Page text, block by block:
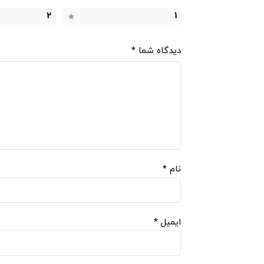
1
2
دیدگاه شما *
نام *
ایمیل *